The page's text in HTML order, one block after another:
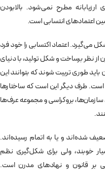
مطرح نمی‌شود. بالابودن
اعتمادهای انتسابی است.
می‌گیرد. اعتماد اکتسابی را خود فرد
از نظر برساخت و شکل تولید،‌ با دنیای
طوری تربیت شوند که بتوانند این
است. طرف دیگر این است که ساختارها
سازمان‌ها، بروکراسی و مجموعه عرف‌ها
شده‌اند و یا به اتمام رسیده‌اند.
خوبند، ولی برای شکل‌گیری نظم
بر قانون و نهادهای مدرن است.